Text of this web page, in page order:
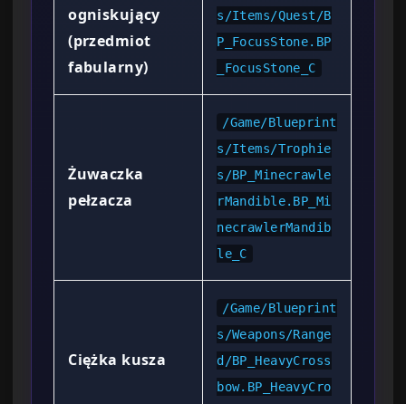
ogniskujący
(przedmiot
fabularny)
s/Items/Quest/B
P_FocusStone.BP
_FocusStone_C
Żuwaczka
pełzacza
/Game/Blueprint
s/Items/Trophie
s/BP_Minecrawle
rMandible.BP_Mi
necrawlerMandib
le_C
Ciężka kusza
/Game/Blueprint
s/Weapons/Range
d/BP_HeavyCross
bow.BP_HeavyCro